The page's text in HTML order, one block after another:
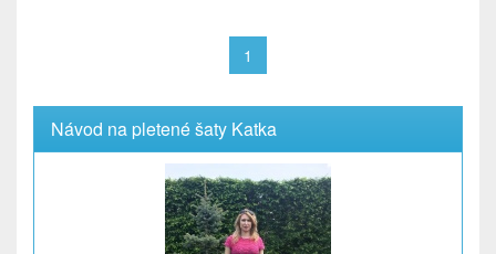
1
Návod na pletené šaty Katka